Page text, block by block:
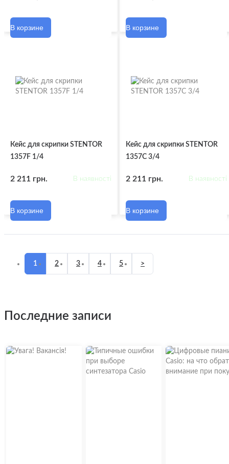
В корзине В корзине
Кейс для скрипки STENTOR
1357F 1/4
2 211 грн. В наявності
В корзине
Кейс для скрипки STENTOR
1357C 3/4
2 211 грн. В наявності
В корзине
1 2 3 4 5 >
последние записи